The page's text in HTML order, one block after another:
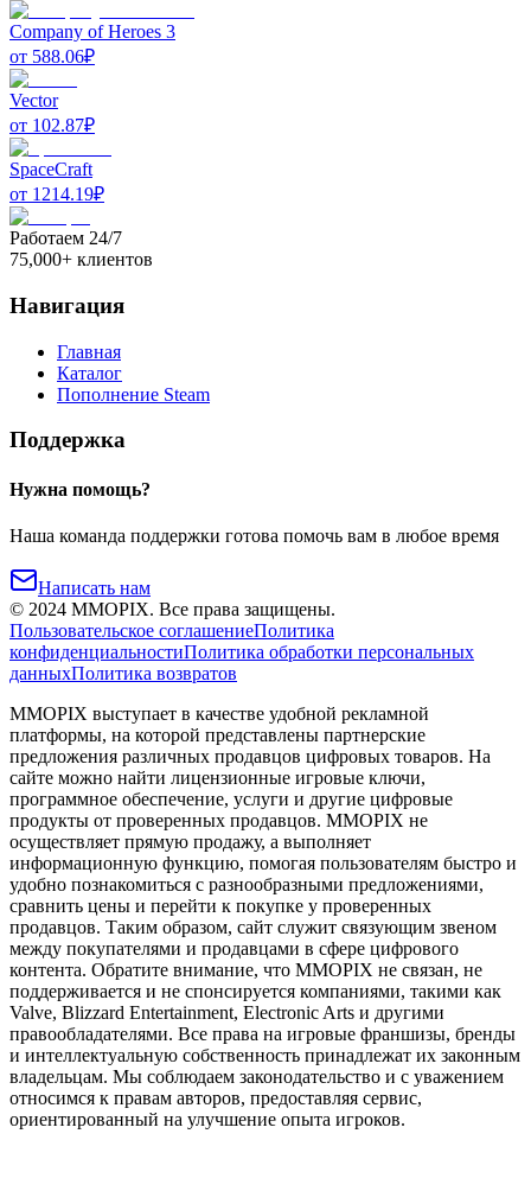
Company of Heroes 3
от 588.06₽
Vector
от 102.87₽
SpaceCraft
от 1214.19₽
Работаем 24/7
75,000+ клиентов
Навигация
Главная
Каталог
Пополнение Steam
Поддержка
Нужна помощь?
Наша команда поддержки готова помочь вам в любое время
Написать нам
© 2024 MMOPIX. Все права защищены.
Пользовательское соглашениеПолитика
конфиденциальностиПолитика обработки персональных
данныхПолитика возвратов
MMOPIX выступает в качестве удобной рекламной
платформы, на которой представлены партнерские
предложения различных продавцов цифровых товаров. На
сайте можно найти лицензионные игровые ключи,
программное обеспечение, услуги и другие цифровые
продукты от проверенных продавцов. MMOPIX не
осуществляет прямую продажу, а выполняет
информационную функцию, помогая пользователям быстро и
удобно познакомиться с разнообразными предложениями,
сравнить цены и перейти к покупке у проверенных
продавцов. Таким образом, сайт служит связующим звеном
между покупателями и продавцами в сфере цифрового
контента. Обратите внимание, что MMOPIX не связан, не
поддерживается и не спонсируется компаниями, такими как
Valve, Blizzard Entertainment, Electronic Arts и другими
правообладателями. Все права на игровые франшизы, бренды
и интеллектуальную собственность принадлежат их законным
владельцам. Мы соблюдаем законодательство и с уважением
относимся к правам авторов, предоставляя сервис,
ориентированный на улучшение опыта игроков.